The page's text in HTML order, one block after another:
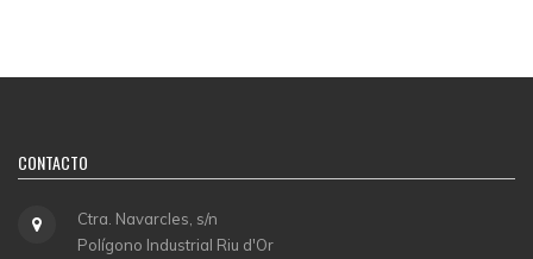
CONTACTO
Ctra. Navarcles, s/n
Polígono Industrial Riu d'Or